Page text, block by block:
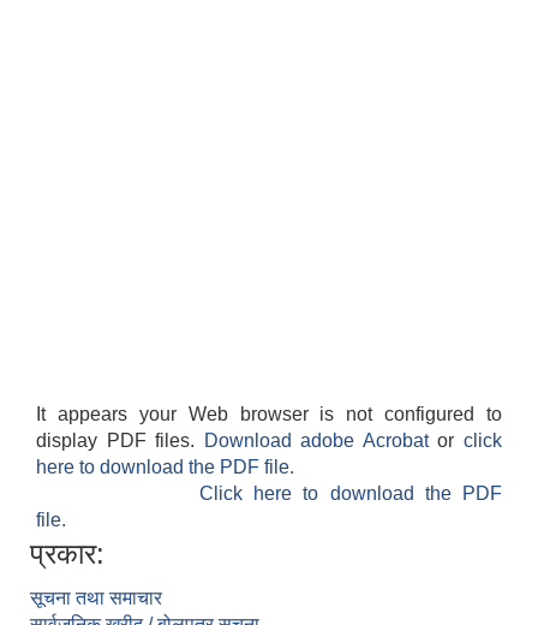
It appears your Web browser is not configured to
display PDF files.
Download adobe Acrobatorclick
here to download the PDF file.
Click here to download the PDF
file.
प्रकार:
सूचना तथा समाचार